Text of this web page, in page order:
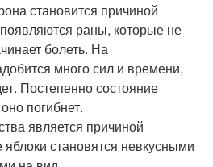
становится причиной
раны, которые не
болеть. На
много сил и времени,
Постепенно состояние
погибнет.
является причиной
яблоки становятся невкусными